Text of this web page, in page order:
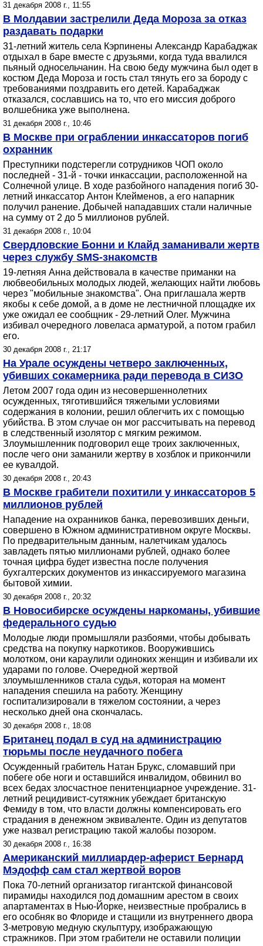
31 декабря 2008 г., 11:55
В Молдавии застрелили Деда Мороза за отказ
раздавать подарки
31-летний житель села Кэрпинены Александр Карабаджак
отдыхал в баре вместе с друзьями, когда туда ввалился
пьяный односельчанин. На свою беду мужчина был одет в
костюм Деда Мороза и гость стал тянуть его за бороду с
требованиями поздравить его детей. Карабаджак
отказался, сославшись на то, что его миссия доброго
волшебника уже выполнена.
31 декабря 2008 г., 10:46
В Москве при ограблении инкассаторов погиб
охранник
Преступники подстерегли сотрудников ЧОП около
последней - 31-й - точки инкассации, расположенной на
Солнечной улице. В ходе разбойного нападения погиб 30-
летний инкассатор Антон Клейменов, а его напарник
получил ранение. Добычей нападавших стали наличные
на сумму от 2 до 5 миллионов рублей.
31 декабря 2008 г., 10:04
Свердловские Бонни и Клайд заманивали жертв
через службу SMS-знакомств
19-летняя Анна действовала в качестве приманки на
любвеобильных молодых людей, желающих найти любовь
через "мобильные знакомства". Она приглашала жертв
якобы к себе домой, а в доме не лестничной площадке их
уже ожидал ее сообщник - 29-летний Олег. Мужчина
избивал очередного ловеласа арматурой, а потом грабил
его.
30 декабря 2008 г., 21:17
На Урале осуждены четверо заключенных,
убивших сокамерника ради перевода в СИЗО
Летом 2007 года один из несовершеннолетних
осужденных, тяготившийся тяжелыми условиями
содержания в колонии, решил облегчить их с помощью
убийства. В этом случае он мог рассчитывать на перевод
в следственный изолятор с мягким режимом.
Злоумышленник подговорил еще троих заключенных,
после чего они заманили жертву в хозблок и прикончили
ее кувалдой.
30 декабря 2008 г., 20:43
В Москве грабители похитили у инкассаторов 5
миллионов рублей
Нападение на охранников банка, перевозивших деньги,
совершено в Южном административном округе Москвы.
По предварительным данным, налетчикам удалось
завладеть пятью миллионами рублей, однако более
точная цифра будет известна после получения
бухгалтерских документов из инкассируемого магазина
бытовой химии.
30 декабря 2008 г., 20:32
В Новосибирске осуждены наркоманы, убившие
федерального судью
Молодые люди промышляли разбоями, чтобы добывать
средства на покупку наркотиков. Вооружившись
молотком, они караулили одиноких женщин и избивали их
ударами по голове. Очередной жертвой
злоумышленников стала судья, которая на момент
нападения спешила на работу. Женщину
госпитализировали в тяжелом состоянии, а через
несколько дней она скончалась.
30 декабря 2008 г., 18:08
Британец подал в суд на администрацию
тюрьмы после неудачного побега
Осужденный грабитель Натан Брукс, сломавший при
побеге обе ноги и оставшийся инвалидом, обвинил во
всех бедах злосчастное пенитенциарное учреждение. 31-
летний рецидивист-сутяжник убеждает британскую
Фемиду в том, что власти должны компенсировать его
страдания в денежном эквиваленте. Один из депутатов
уже назвал регистрацию такой жалобы позором.
30 декабря 2008 г., 16:38
Американский миллиардер-аферист Бернард
Мэдофф сам стал жертвой воров
Пока 70-летний организатор гигантской финансовой
пирамиды находился под домашним арестом в своих
апартаментах в Нью-Йорке, неизвестные пробрались в
его особняк во Флориде и стащили из внутреннего двора
3-метровую медную скульптуру, изображающую
стражников. При этом грабители не оставили полиции